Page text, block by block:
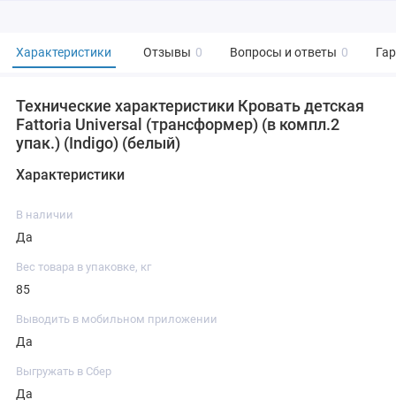
Характеристики Отзывы 0 Вопросы и ответы 0
Технические характеристики Кровать детская
Fattoria Universal (трансформер) (в компл.2
упак.) (Indigo) (белый)
Характеристики
В наличии
Да
Вес товара в упаковке, кг
85
Выводить в мобильном приложении
Да
Выгружать в Сбер
Да